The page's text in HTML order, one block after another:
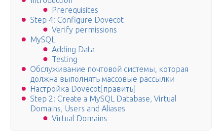
Prerequisites
Step 4: Configure Dovecot
Verify permissions
MySQL
Adding Data
Testing
Обслуживание почтовой системы, которая
должна выполнять массовые рассылки
Настройка Dovecot[править]
Step 2: Create a MySQL Database, Virtual
Domains, Users and Aliases
Virtual Domains